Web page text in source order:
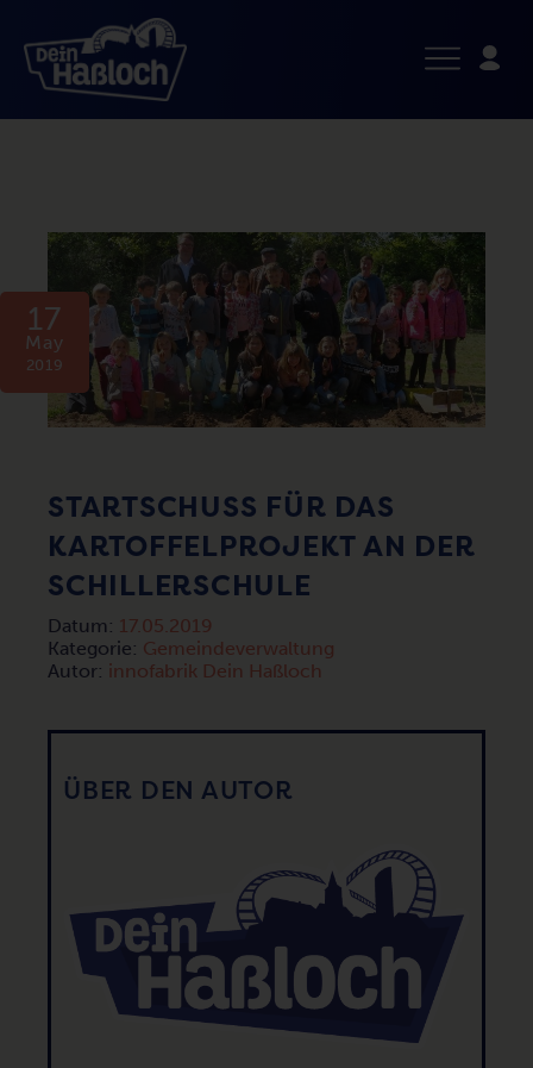
17
May
2019
STARTSCHUSS FÜR DAS
KARTOFFELPROJEKT AN DER
SCHILLERSCHULE
Datum: 17.05.2019
Kategorie: Gemeindeverwaltung
Autor: innofabrik Dein Haßloch
ÜBER DEN AUTOR